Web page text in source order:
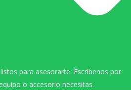
para asesorarte. Escríbenos por
o accesorio necesitas.